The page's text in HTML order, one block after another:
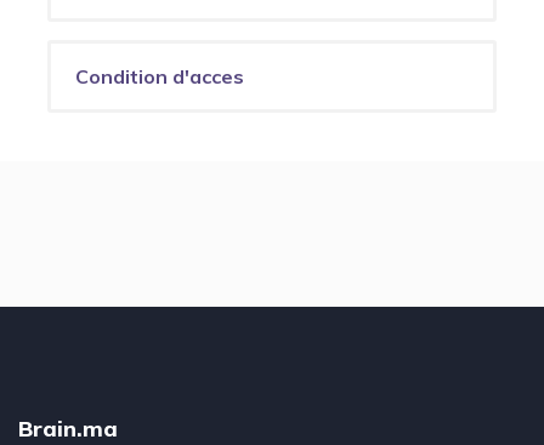
Condition d'acces
Brain.ma